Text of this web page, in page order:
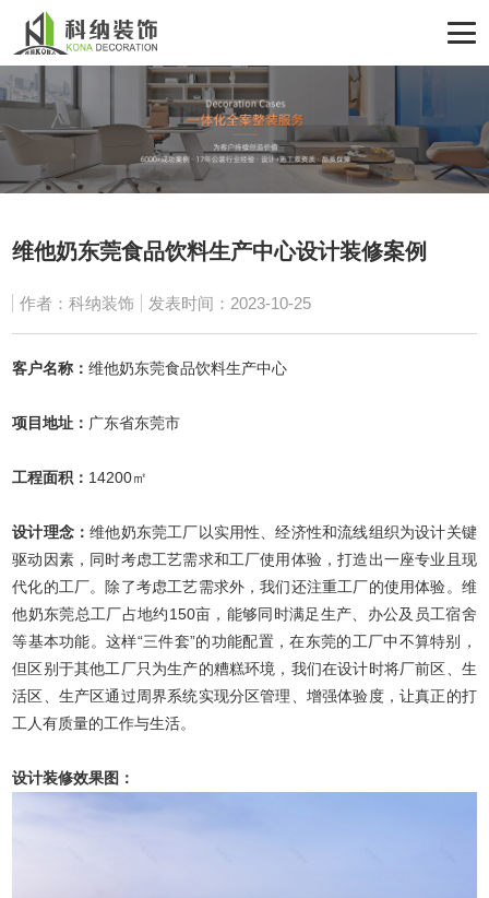
维他奶东莞食品饮料生产中心设计装修案例
作者：科纳装饰 发表时间：2023-10-25
客户名称：维他奶东莞食品饮料生产中心
项目地址： 广东省东莞市
工程面积： 14200㎡
设计理念：维他奶东莞工厂以实用性、经济性和流线组织为设计关键
驱动因素，同时考虑工艺需求和工厂使用体验，打造出一座专业且现
代化的工厂。除了考虑工艺需求外，我们还注重工厂的使用体验。维
他奶东莞总工厂占地约150亩，能够同时满足生产、办公及员工宿舍
等基本功能。这样“三件套”的功能配置，在东莞的工厂中不算特别，
但区别于其他工厂只为生产的糟糕环境，我们在设计时将厂前区、生
活区、生产区通过周界系统实现分区管理、增强体验度，让真正的打
工人有质量的工作与生活。
设计装修效果图：